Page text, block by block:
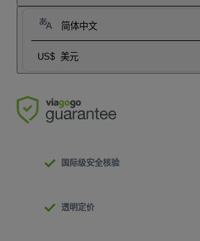
简体中文
US$ 美元
国际级安全核验
透明定价